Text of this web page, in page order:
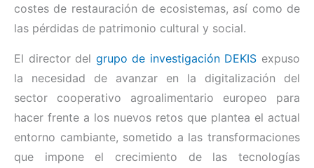
costes de restauración de ecosistemas, así como de
las pérdidas de patrimonio cultural y social.
El director del grupo de investigación DEKIS expuso
la necesidad de avanzar en la digitalización del
sector cooperativo agroalimentario europeo para
hacer frente a los nuevos retos que plantea el actual
entorno cambiante, sometido a las transformaciones
que impone el crecimiento de las tecnologías